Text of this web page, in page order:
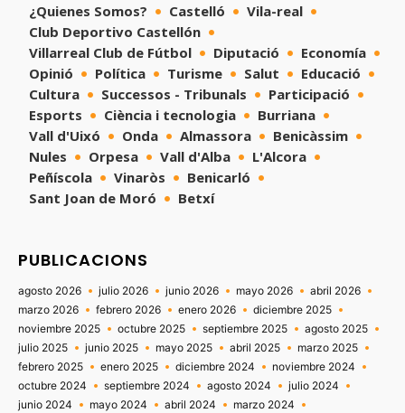
¿Quienes Somos? Castelló
Vila-real
Club Deportivo Castellón
Villarreal Club de Fútbol
Diputació
Economía
Opinió
Política Turisme Salut
Educació
Cultura
Successos - Tribunals
Participació
Esports
Ciència i tecnologia
Burriana
Vall d'Uixó
Onda Almassora
Benicàssim
Nules
Orpesa Vall d'Alba
L'Alcora
Peñíscola
Vinaròs
Benicarló
Sant Joan de Moró
Betxí
PUBLICACIONS
agosto 2026 julio 2026 junio 2026 mayo 2026
abril 2026
marzo 2026
febrero 2026 enero 2026
diciembre 2025
noviembre 2025
octubre 2025 septiembre 2025
agosto 2025
julio 2025
junio 2025 mayo 2025 abril 2025
marzo 2025
febrero 2025
enero 2025 diciembre 2024
noviembre 2024
octubre 2024
septiembre 2024 agosto 2024
julio 2024
junio 2024
mayo 2024 abril 2024
marzo 2024